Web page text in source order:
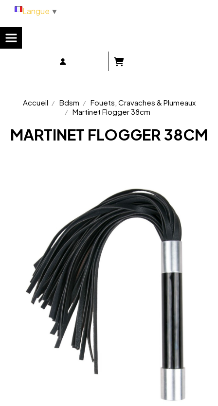
Accueil Bdsm
Fouets, Cravaches & Plumeaux
Martinet Flogger 38cm
MARTINET FLOGGER 38CM
Langue ▼